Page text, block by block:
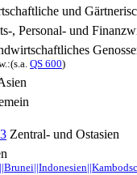
und
, Personal- und
QS 600)
Zentral- und Ostasien